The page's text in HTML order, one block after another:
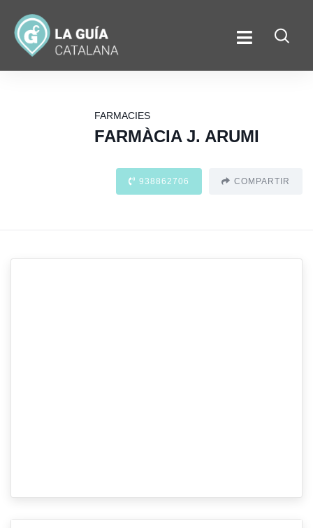
FARMACIES
FARMÀCIA J. ARUMI
938862706 COMPARTIR